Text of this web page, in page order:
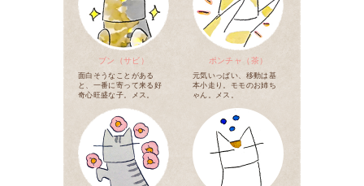
ブン（サビ）
面白そうなことがある
と、一番に寄って来る好
奇心旺盛な子。メス。
ポンチャ（茶）
元気いっぱい、移動は基
本小走り。モモのお姉ち
ゃん。メス。